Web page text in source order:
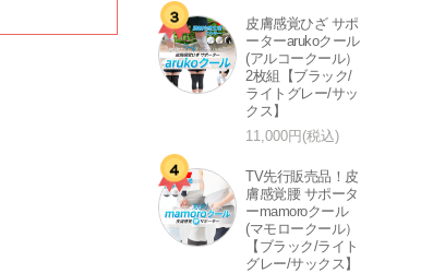
皮膚感覚ひざ サポ
ーターarukoクール
(アルコークール）
2枚組【ブラック/
ライトグレー/サッ
クス】
11,000円(税込)
TV先行販売品！皮
膚感覚腰 サポータ
ーmamoroクール
(マモロークール）
【ブラック/ライト
グレー/サックス】